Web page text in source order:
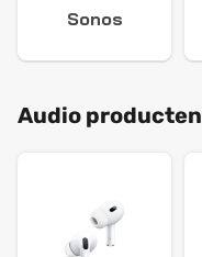
Sonos
Audio producten